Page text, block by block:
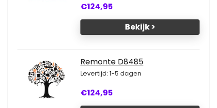
€124,95
Bekijk >
Remonte D8485
Levertijd: 1-5 dagen
€124,95